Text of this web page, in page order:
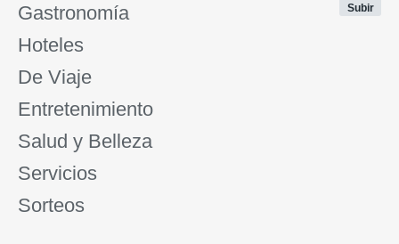
Gastronomía
Hoteles
De Viaje
Entretenimiento
Salud y Belleza
Servicios
Sorteos
Subir